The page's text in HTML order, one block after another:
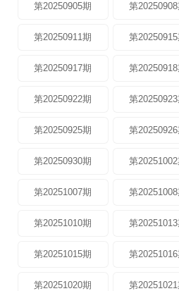
第20250905期 第20250908
第20250911期 第20250915
第20250917期 第20250918
第20250922期 第20250923
第20250925期 第20250926
第20250930期 第20251002
第20251007期 第20251008
第20251010期 第20251013
第20251015期 第20251016
第20251020期 第20251021